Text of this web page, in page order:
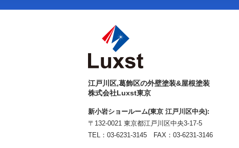
江戸川区,葛飾区の外壁塗装&屋根塗装
株式会社Luxst東京
新小岩ショールーム(東京 江戸川区中央):
〒132-0021 東京都江戸川区中央3-17-5
TEL： 03-6231-3145 FAX：03-6231-3146